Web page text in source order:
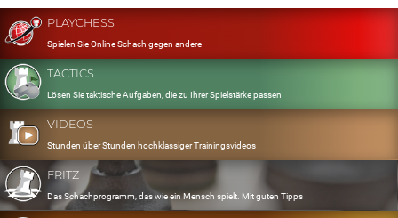
PLAYCHESS
Spielen Sie Online Schach gegen andere
TACTICS
Lösen Sie taktische Aufgaben, die zu Ihrer Spielstärke passen
VIDEOS
Stunden über Stunden hochklassiger Trainingsvideos
FRITZ
Das Schachprogramm, das wie ein Mensch spielt. Mit guten Tipps